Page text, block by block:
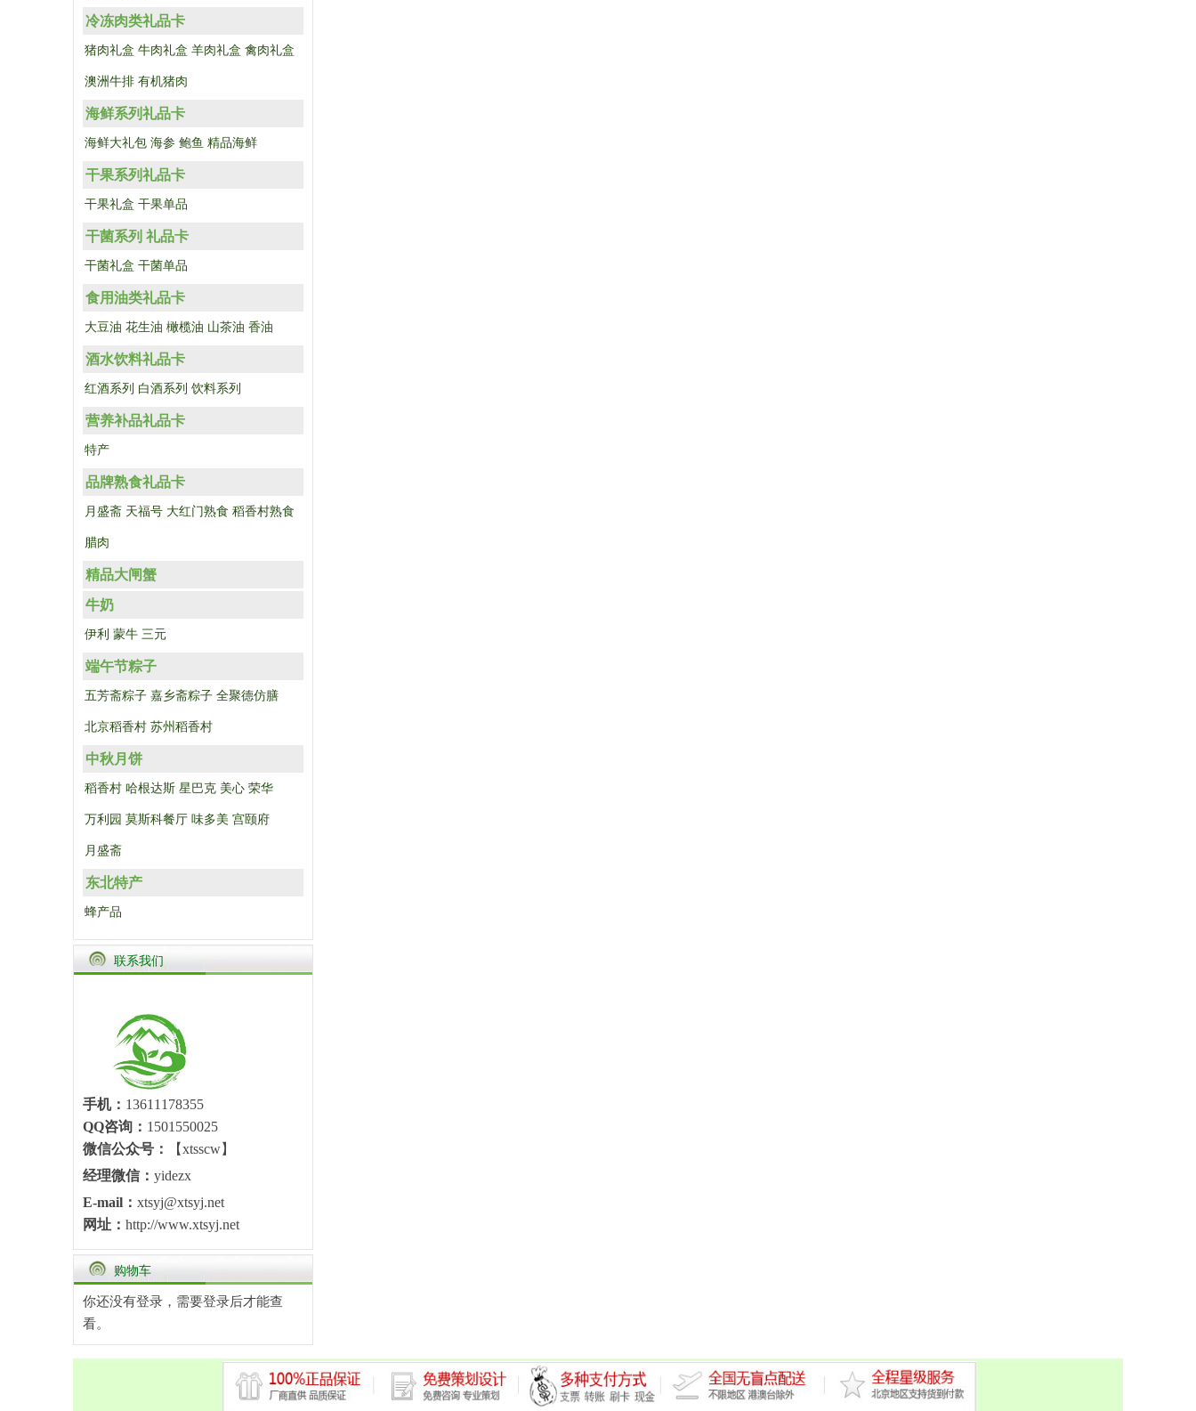
冷冻肉类礼品卡
猪肉礼盒 牛肉礼盒 羊肉礼盒 禽肉礼盒
澳洲牛排 有机猪肉
海鲜系列礼品卡
海鲜大礼包 海参 鲍鱼 精品海鲜
干果系列礼品卡
干果礼盒 干果单品
干菌系列 礼品卡
干菌礼盒 干菌单品
食用油类礼品卡
大豆油 花生油 橄榄油 山茶油 香油
酒水饮料礼品卡
红酒系列 白酒系列 饮料系列
营养补品礼品卡
特产
品牌熟食礼品卡
月盛斋 天福号 大红门熟食 稻香村熟食
腊肉
精品大闸蟹
牛奶
伊利 蒙牛 三元
端午节粽子
五芳斋粽子 嘉乡斋粽子 全聚德仿膳
北京稻香村 苏州稻香村
中秋月饼
稻香村 哈根达斯 星巴克 美心 荣华
万利园 莫斯科餐厅 味多美 宫颐府
月盛斋
东北特产
蜂产品
联系我们
手机： 13611178355
QQ咨询： 1501550025
微信公众号：
【xtsscw】
经理微信： yidezx
E-mail： xtsyj@xtsyj.net
网址： http://www.xtsyj.net
购物车
你还没有登录，需要登录后才能查
看。